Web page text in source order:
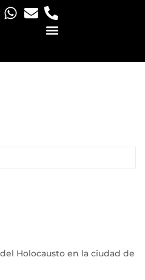
Holocausto en la ciudad de